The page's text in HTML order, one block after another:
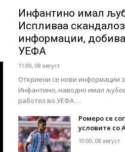
Инфантино имал
Испливаа
информации,
УЕФА
11:00, 08 август
Откриени се нови информации
Инфантино, наводно имал
работел во УЕФА …
Ромеро се
условите со
10:00, 08 август